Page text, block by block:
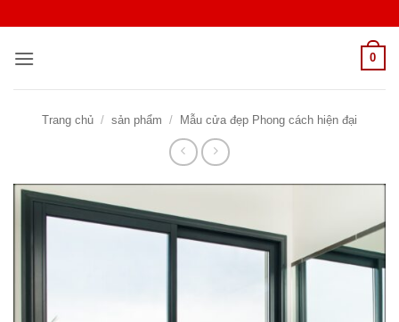
nội
0
Trang chủ / sản phẩm / Mẫu cửa đẹp Phong cách hiện đại